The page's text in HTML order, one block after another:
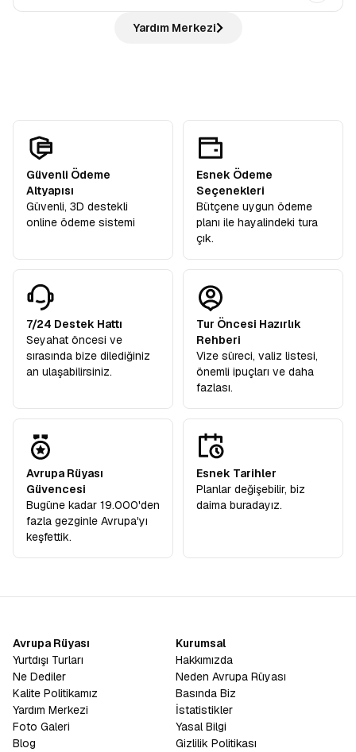
bilmeseniz de hiç sorun değil rehberlerimiz her adımda
otobüste bilgilendirme yapılır, ardından rehber eşliğinde
şehir turu gerçekleştirilir. Tarihi yerleri gezer,“tüm ekstra turlar
anlayışıyla hareket eder ve sizden
Yardım Merkezi
Güvenli Ödeme
Altyapısı
Güvenli, 3D destekli
online ödeme sistemi
Esnek Ödeme
Seçenekleri
Bütçene uygun ödeme
planı ile hayalindeki tura
çık.
7/24 Destek Hattı
Seyahat öncesi ve
sırasında bize dilediğiniz
an ulaşabilirsiniz.
Tur Öncesi Hazırlık
Rehberi
Vize süreci, valiz listesi,
önemli ipuçları ve daha
fazlası.
Avrupa Rüyası
Güvencesi
Bugüne kadar 19.000'den
fazla gezginle Avrupa'yı
keşfettik.
Esnek Tarihler
Planlar değişebilir, biz
daima buradayız.
Avrupa Rüyası
Yurtdışı Turları
Ne Dediler
Kalite Politikamız
Yardım Merkezi
Foto Galeri
Blog
Kurumsal
Hakkımızda
Neden Avrupa Rüyası
Basında Biz
İstatistikler
Yasal Bilgi
Gizlilik Politikası